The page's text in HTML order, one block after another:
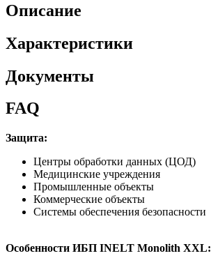
Описание
Характеристики
Документы
FAQ
Защита:
Центры обработки данных (ЦОД)
Медицинские учреждения
Промышленные объекты
Коммерческие объекты
Системы обеспечения безопасности
Особенности ИБП INELT Monolith XXL: